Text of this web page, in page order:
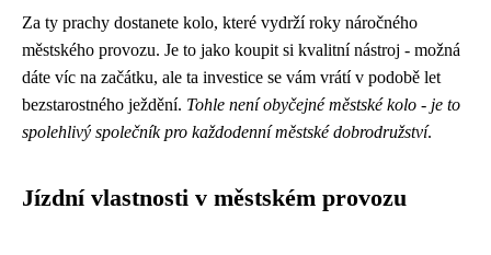
Za ty prachy dostanete kolo, které vydrží roky náročného
městského provozu. Je to jako koupit si kvalitní nástroj - možná
dáte víc na začátku, ale ta investice se vám vrátí v podobě let
bezstarostného ježdění. Tohle není obyčejné městské kolo - je to
spolehlivý společník pro každodenní městské dobrodružství.
Jízdní vlastnosti v městském provozu